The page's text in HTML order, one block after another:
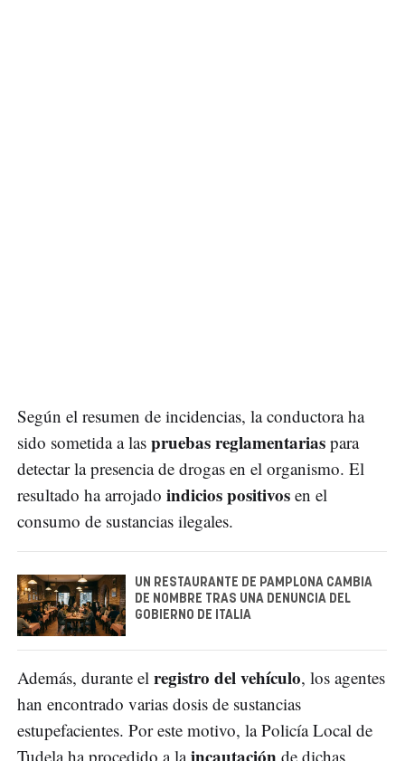
Según el resumen de incidencias, la conductora ha
sido sometida a las pruebas reglamentarias para
detectar la presencia de drogas en el organismo. El
resultado ha arrojado indicios positivos en el
consumo de sustancias ilegales.
UN RESTAURANTE DE PAMPLONA CAMBIA
DE NOMBRE TRAS UNA DENUNCIA DEL
GOBIERNO DE ITALIA
Además, durante el registro del vehículo, los agentes
han encontrado varias dosis de sustancias
estupefacientes. Por este motivo, la Policía Local de
Tudela ha procedido a la incautación de dichas